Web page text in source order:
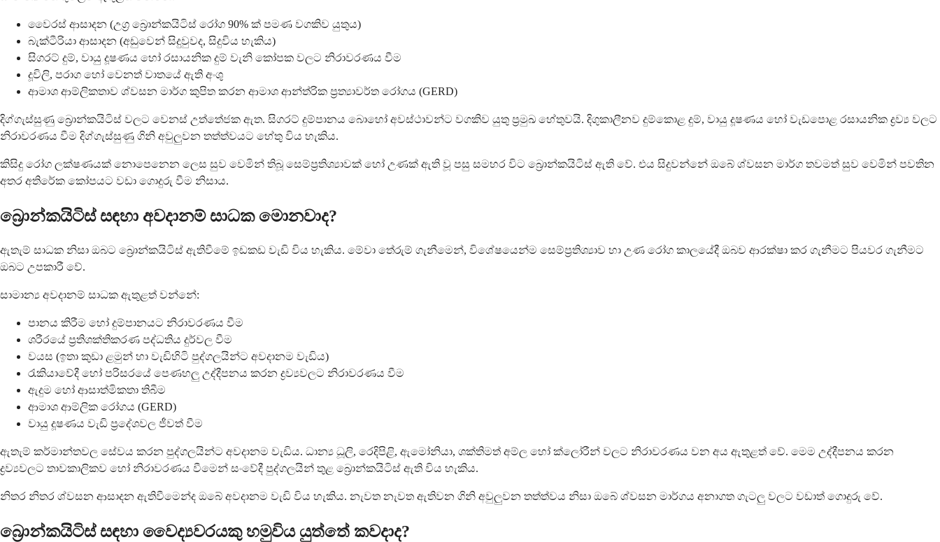
වෛරස් ආසාදන (උග්‍ර බ්‍රොන්කයිටිස් රෝග 90% ක් පමණ වගකිව යුතුය)
බැක්ටීරියා ආසාදන (අඩුවෙන් සිදුවුවද, සිදුවිය හැකිය)
සිගරට් දුම්, වායු දූෂණය හෝ රසායනික දුම් වැනි කෝපක වලට නිරාවරණය වීම
දූවිලි, පරාග හෝ වෙනත් වාතයේ ඇති අංශු
ආමාශ ආම්ලිකතාව ශ්වසන මාර්ග කුපිත කරන ආමාශ ආන්ත්රික ප්‍රත්‍යාවර්ත රෝගය (GERD)
දිග්ගැස්සුණු බ්‍රොන්කයිටිස් වලට වෙනස් උත්තේජක ඇත. සිගරට් දුම්පානය බොහෝ අවස්ථාවන්ට වගකිව යුතු ප්‍රමුඛ හේතුවයි. දිගුකාලීනව දුම්කොළ දුම්, වායු දූෂණය හෝ වැඩපොළ රසායනික ද්‍රව්‍ය වලට
නිරාවරණය වීම දිග්ගැස්සුණු ගිනි අවුලුවන තත්ත්වයට හේතු විය හැකිය.
කිසිදු රෝග ලක්ෂණයක් නොපෙනෙන ලෙස සුව වෙමින් තිබූ සෙම්ප්‍රතිශ්‍යාවක් හෝ උණක් ඇති වූ පසු සමහර විට බ්‍රොන්කයිටිස් ඇති වේ. එය සිදුවන්නේ ඔබේ ශ්වසන මාර්ග තවමත් සුව වෙමින් පවතින
අතර අතිරේක කෝපයට වඩා ගොදුරු වීම නිසාය.
බ්‍රොන්කයිටිස් සඳහා අවදානම් සාධක මොනවාද?
ඇතැම් සාධක නිසා ඔබට බ්‍රොන්කයිටිස් ඇතිවීමේ ඉඩකඩ වැඩි විය හැකිය. මේවා තේරුම් ගැනීමෙන්, විශේෂයෙන්ම සෙම්ප්‍රතිශ්‍යාව හා උණ රෝග කාලයේදී ඔබව ආරක්ෂා කර ගැනීමට පියවර ගැනීමට
ඔබට උපකාරී වේ.
සාමාන්‍ය අවදානම් සාධක ඇතුළත් වන්නේ:
පානය කිරීම හෝ දුම්පානයට නිරාවරණය වීම
ශරීරයේ ප්‍රතිශක්තිකරණ පද්ධතිය දුර්වල වීම
වයස (ඉතා කුඩා ළමුන් හා වැඩිහිටි පුද්ගලයින්ට අවදානම වැඩිය)
රැකියාවේදී හෝ පරිසරයේ පෙණහලු උද්දීපනය කරන ද්‍රව්‍යවලට නිරාවරණය වීම
ඇදුම හෝ ආසාත්මිකතා තිබීම
ආමාශ ආම්ලික රෝගය (GERD)
වායු දූෂණය වැඩි ප්‍රදේශවල ජීවත් වීම
ඇතැම් කර්මාන්තවල සේවය කරන පුද්ගලයින්ට අවදානම වැඩිය. ධාන්‍ය ධූලි, රෙදිපිළි, ඇමෝනියා, ශක්තිමත් අම්ල හෝ ක්ලෝරීන් වලට නිරාවරණය වන අය ඇතුළත් වේ. මෙම උද්දීපනය කරන
ද්‍රව්‍යවලට තාවකාලිකව හෝ නිරාවරණය වීමෙන් සංවේදී පුද්ගලයින් තුළ බ්‍රොන්කයිටිස් ඇති විය හැකිය.
නිතර නිතර ශ්වසන ආසාදන ඇතිවීමෙන්ද ඔබේ අවදානම වැඩි විය හැකිය. නැවත නැවත ඇතිවන ගිනි අවුලුවන තත්ත්වය නිසා ඔබේ ශ්වසන මාර්ගය අනාගත ගැටලු වලට වඩාත් ගොදුරු වේ.
බ්‍රොන්කයිටිස් සඳහා වෛද්‍යවරයකු හමුවිය යුත්තේ කවදාද?